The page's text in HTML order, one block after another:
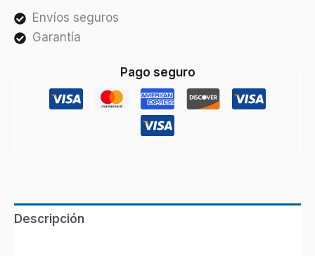
Envíos seguros
Garantía
Pago seguro
Descripción